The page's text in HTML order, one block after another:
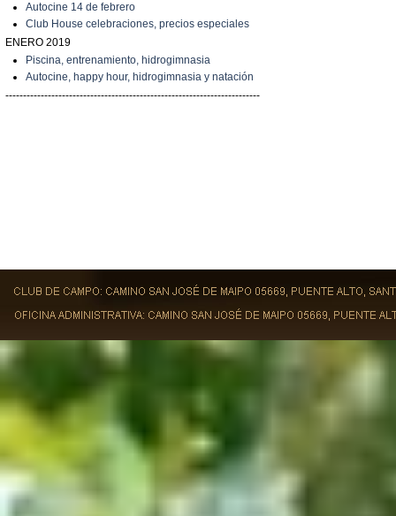
Autocine 14 de febrero
Club House celebraciones, precios especiales
ENERO 2019
Piscina, entrenamiento, hidrogimnasia
Autocine, happy hour, hidrogimnasia y natación
------------------------------------------------------------------------